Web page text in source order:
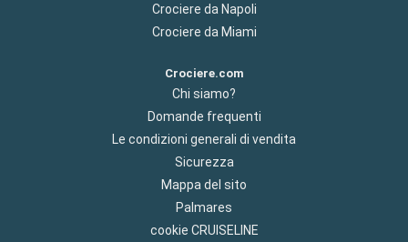
Crociere da Napoli
Crociere da Miami
Crociere.com
Chi siamo?
Domande frequenti
Le condizioni generali di vendita
Sicurezza
Mappa del sito
Palmares
cookie CRUISELINE